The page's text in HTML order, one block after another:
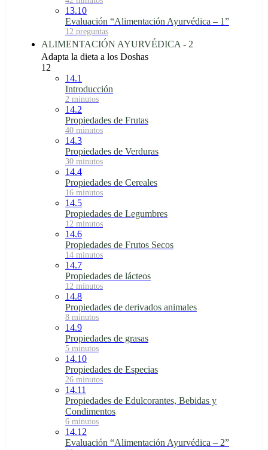
13.10
Evaluación “Alimentación Ayurvédica – 1”
12 preguntas
ALIMENTACIÓN AYURVÉDICA - 2
Adapta la dieta a los Doshas
12
14.1
Introducción
2 minutos
14.2
Propiedades de Frutas
40 minutos
14.3
Propiedades de Verduras
30 minutos
14.4
Propiedades de Cereales
16 minutos
14.5
Propiedades de Legumbres
12 minutos
14.6
Propiedades de Frutos Secos
14 minutos
14.7
Propiedades de lácteos
12 minutos
14.8
Propiedades de derivados animales
8 minutos
14.9
Propiedades de grasas
5 minutos
14.10
Propiedades de Especias
26 minutos
14.11
Propiedades de Edulcorantes, Bebidas y
Condimentos
6 minutos
14.12
Evaluación “Alimentación Ayurvédica – 2”